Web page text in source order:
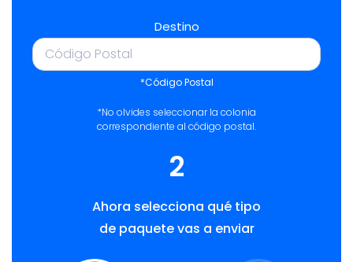
Destino
*Código Postal
*No olvides seleccionar la colonia
correspondiente al código postal.
2
Ahora selecciona qué tipo
de paquete vas a enviar